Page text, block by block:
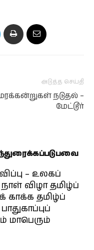
அடுத்த செய்தி
நடுதல் –
மேட்டூர்
– உலகப்
விழா தமிழ்ப்
காக்க தமிழ்ப்
மாபெரும்